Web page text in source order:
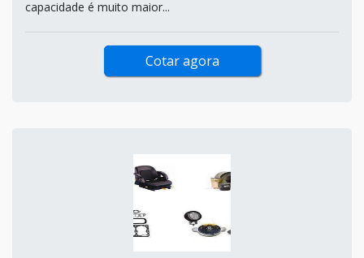
capacidade é muito maior...
Cotar agora